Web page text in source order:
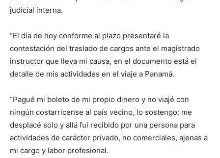
judicial interna.
“El día de hoy conforme al plazo presentaré la
contestación del traslado de cargos ante el magistrado
instructor que lleva mi causa, en el documento está el
detalle de mis actividades en el viaje a Panamá.
“Pagué mi boleto de mi propio dinero y no viajé con
ningún costarricense al país vecino, lo sostengo: me
desplacé solo y allá fui recibido por una persona para
actividades de carácter privado, no comerciales, ajenas a
mi cargo y labor profesional.